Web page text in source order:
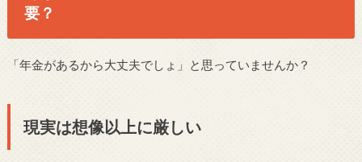
要？
「年金があるから大丈夫でしょ」と思っていませんか？
現実は想像以上に厳しい